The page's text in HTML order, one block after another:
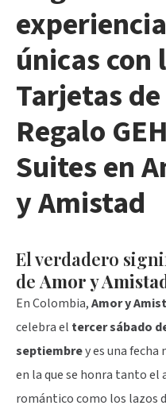
únicas con
Tarjetas de
Regalo GEH
Suites en
y Amistad
El verdadero
deAmor y
En Colombia,Amor y
celebra el tercer sábado
septiembrey es una fecha
en la que se honra tanto el
romántico como los lazos